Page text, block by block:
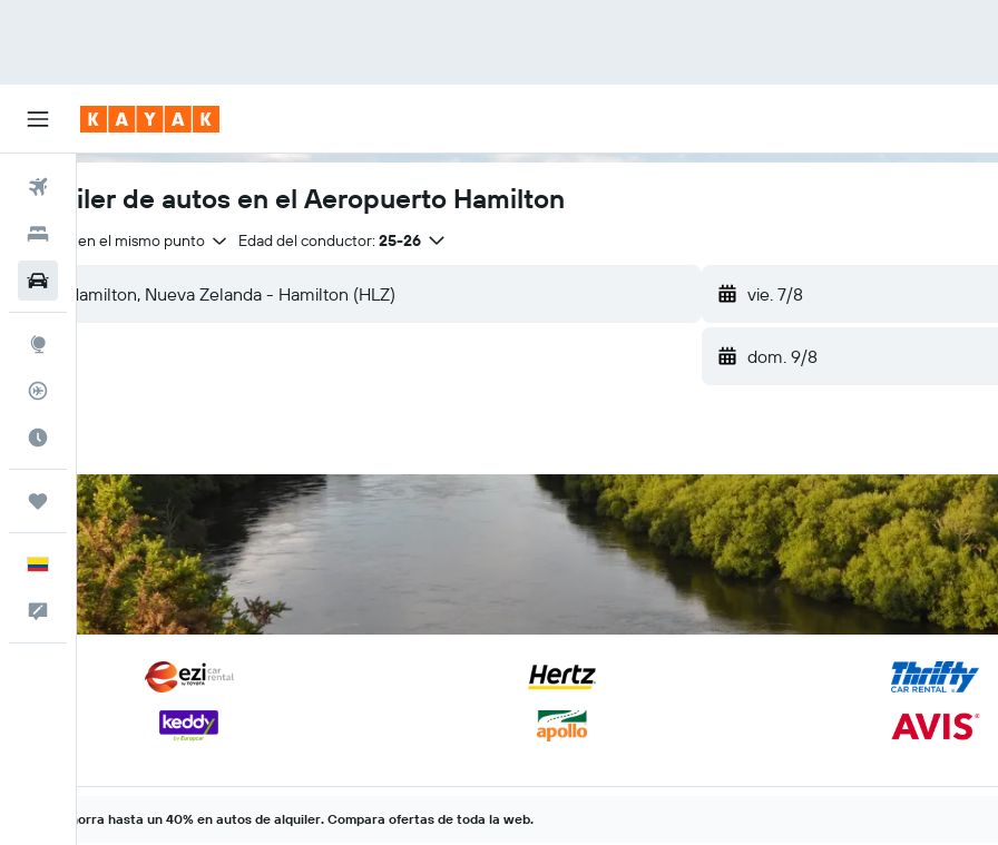
Vuelos
Hoteles
Trips
Español
Comentarios
Alquiler de autos en el Aeropuerto Hamilton
Entrega en el mismo punto Edad del conductor: 25-26
vie. 7/8
dom. 9/8
Ahorra hasta un 40% en autos de alquiler. Compara ofertas de toda la web.